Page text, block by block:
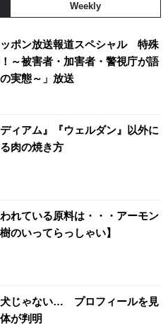
Weekly
ポン放送報道スペシャル 特殊
～被害者・加害者・警視庁が語
実態～」放送
ディアム』『ウェルダン』以外に
肉の焼き方
れている原料は・・・アーモン
のいってらっしゃい】
犬じゃない… プロフィールを見
が判明